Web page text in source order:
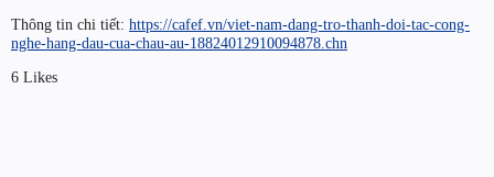
Thông tin chi tiết: https://cafef.vn/viet-nam-dang-tro-thanh-doi-tac-cong-
nghe-hang-dau-cua-chau-au-18824012910094878.chn
6 Likes